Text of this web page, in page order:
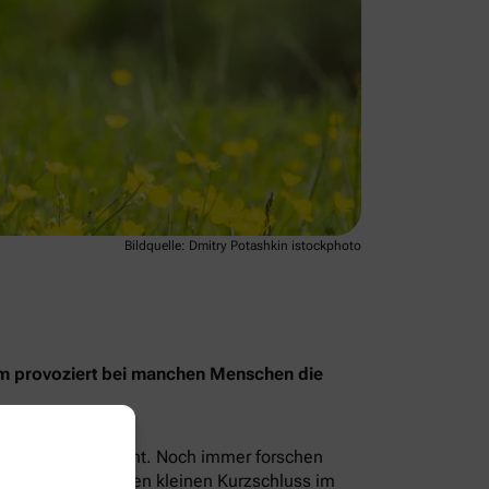
Bildquelle: Dmitry Potashkin istockphoto
provoziert bei manchen Menschen die
sondern ihr Licht. Noch immer forschen
sozusagen einen kleinen Kurzschluss im